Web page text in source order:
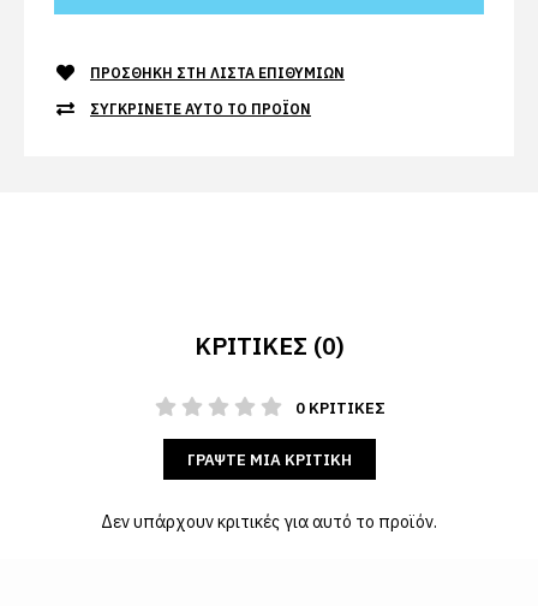
ΠΡΟΣΘΉΚΗ ΣΤΗ ΛΊΣΤΑ ΕΠΙΘΥΜΙΏΝ
ΣΥΓΚΡΊΝΕΤΕ ΑΥΤΌ ΤΟ ΠΡΟΪΌΝ
ΚΡΙΤΙΚΈΣ (0)
0 ΚΡΙΤΙΚΈΣ
ΓΡΆΨΤΕ ΜΙΑ ΚΡΙΤΙΚΉ
Δεν υπάρχουν κριτικές για αυτό το προϊόν.